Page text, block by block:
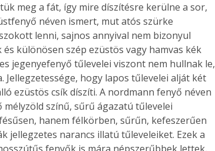
meg a fát, így mire díszítésre kerülne a sor,
néven ismert, mut atós szürke
lenni, sajnos annyival nem bizonyul
különösen szép ezüstös vagy hamvas kék
jegenyefenyő tűlevelei viszont nem hullnak le,
Jellegzetessége, hogy lapos tűlevelei alját két
ezüstös csík díszíti. A nordmann fenyő néven
színű, sűrű ágazatú tűlevelei
hanem félkörben, sűrűn, kefeszerűen
jellegzetes narancs illatú tűleveleiket. Ezek a